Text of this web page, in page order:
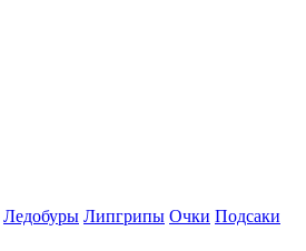
Ледобуры Липгрипы Очки Подсаки